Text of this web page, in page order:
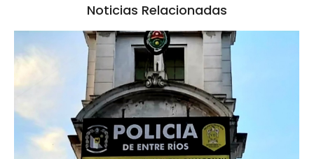
Noticias Relacionadas